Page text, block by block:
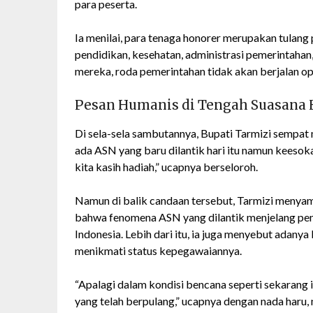
para peserta.
Ia menilai, para tenaga honorer merupakan
pendidikan, kesehatan, administrasi
mereka, roda pemerintahan tidak akan berjalan
Pesan Humanis di Tengah Suasana
Di sela-sela sambutannya, Bupati Tarmizi
ada ASN yang baru dilantik hari itu namun
kita kasih hadiah,” ucapnya berseloroh.
Namun di balik candaan tersebut, Tarmizi
bahwa fenomena ASN yang dilantik menjelang
Indonesia. Lebih dari itu, ia juga menyebut
menikmati status kepegawaiannya.
“Apalagi dalam kondisi bencana seperti
yang telah berpulang,” ucapnya dengan nada